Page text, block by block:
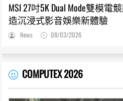
MSI 27吋5K Dual Mode雙模電
造沉浸式影音娛樂新體驗
News 08/03/2026
COMPUTEX 2026